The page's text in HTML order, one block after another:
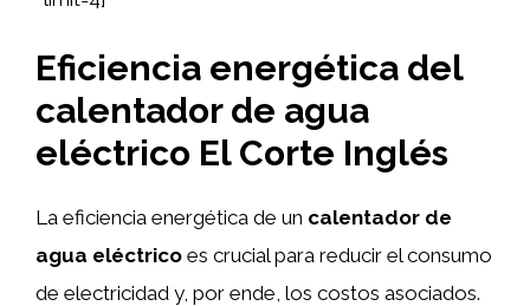
Eficiencia energética del
calentador de agua
eléctrico El Corte Inglés
La eficiencia energética de un calentador de
agua eléctrico es crucial para reducir el consumo
de electricidad y, por ende, los costos asociados.